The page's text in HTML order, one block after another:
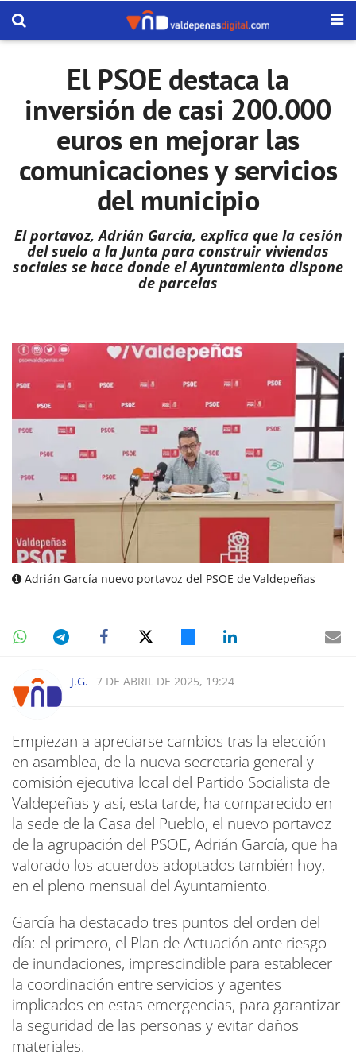
El PSOE destaca la
inversión de casi 200.000
euros en mejorar las
comunicaciones y servicios
del municipio
El portavoz, Adrián García, explica que la cesión
del suelo a la Junta para construir viviendas
sociales se hace donde el Ayuntamiento dispone
de parcelas
Adrián García nuevo portavoz del PSOE de Valdepeñas
J.G. 7 DE ABRIL DE 2025, 19:24
Empiezan a apreciarse cambios tras la elección
en asamblea, de la nueva secretaria general y
comisión ejecutiva local del Partido Socialista de
Valdepeñas y así, esta tarde, ha comparecido en
la sede de la Casa del Pueblo, el nuevo portavoz
de la agrupación del PSOE, Adrián García, que ha
valorado los acuerdos adoptados también hoy,
en el pleno mensual del Ayuntamiento.
García ha destacado tres puntos del orden del
día: el primero, el Plan de Actuación ante riesgo
de inundaciones, imprescindible para establecer
la coordinación entre servicios y agentes
implicados en estas emergencias, para garantizar
la seguridad de las personas y evitar daños
materiales.